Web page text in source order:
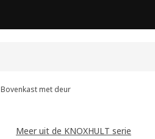
Bovenkast met deur
Meer uit de KNOXHULT serie